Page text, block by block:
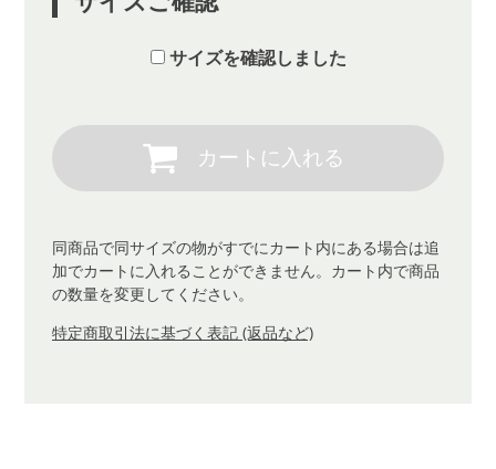
サイズを確認しました
同商品で同サイズの物がすでにカート内にある場合は追
加でカートに入れることができません。カート内で商品
の数量を変更してください。
特定商取引法に基づく表記 (返品など)